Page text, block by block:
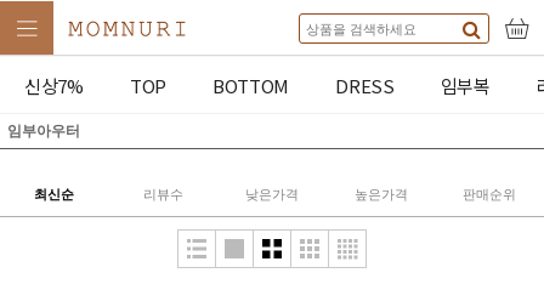
신상7% TOP BOTTOM DRESS 임부복
임부아우터
최신순 리뷰수 낮은가격 높은가격 판매순위